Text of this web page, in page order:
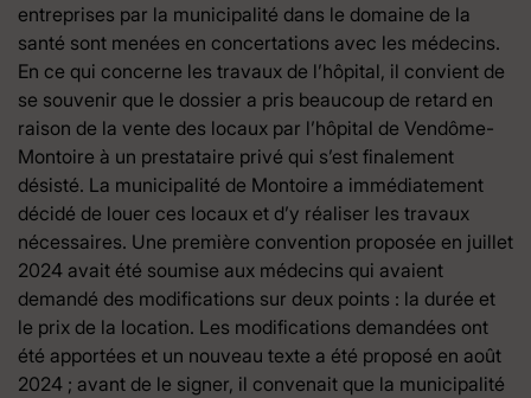
entreprises par la municipalité dans le domaine de la
santé sont menées en concertations avec les médecins.
En ce qui concerne les travaux de l’hôpital, il convient de
se souvenir que le dossier a pris beaucoup de retard en
raison de la vente des locaux par l’hôpital de Vendôme-
Montoire à un prestataire privé qui s’est finalement
désisté. La municipalité de Montoire a immédiatement
décidé de louer ces locaux et d’y réaliser les travaux
nécessaires. Une première convention proposée en juillet
2024 avait été soumise aux médecins qui avaient
demandé des modifications sur deux points : la durée et
le prix de la location. Les modifications demandées ont
été apportées et un nouveau texte a été proposé en août
2024 ; avant de le signer, il convenait que la municipalité